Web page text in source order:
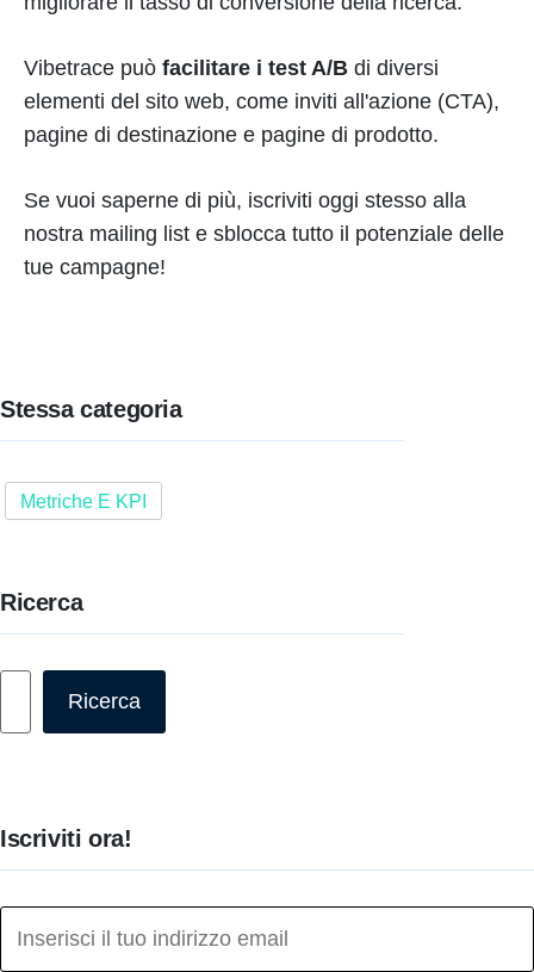
Vibetrace può facilitare i test A/B di diversi
elementi del sito web, come inviti all'azione (CTA),
pagine di destinazione e pagine di prodotto.
Se vuoi saperne di più, iscriviti oggi stesso alla
nostra mailing list e sblocca tutto il potenziale delle
tue campagne!
Stessa categoria
Metriche E KPI
Ricerca
Ricerca
Iscriviti ora!